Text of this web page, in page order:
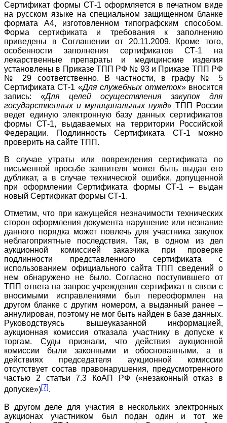
Сертификат формы СТ-1 оформляется в печатном виде
на русском языке на специальном защищенном бланке
формата А4, изготовленном типографским способом.
Форма сертификата и требования к заполнению
приведены в Соглашении от 20.11.2009. Кроме того,
особенности заполнения сертификатов СТ-1 на
лекарственные препараты и медицинские изделия
установлены в Приказе ТПП РФ № 93 и Приказе ТПП РФ
№ 29 соответственно. В частности, в графу № 5
Сертификата СТ-1 «Для служебных отметок» вносится
запись: «Для целей осуществления закупок для
государственных и муниципальных нужд» ТПП России
ведет единую электронную базу данных сертификатов
формы СТ-1, выдаваемых на территории Российской
Федерации. Подлинность Сертификата СТ-1 можно
проверить на сайте ТПП.
В случае утраты или повреждения сертификата по
письменной просьбе заявителя может быть выдан его
дубликат, а в случае технической ошибки, допущенной
при оформлении Сертификата формы СТ-1 – выдан
новый Сертификат формы СТ-1.
Отметим, что при кажущейся незначимости технических
сторон оформления документа нарушение или незнание
данного порядка может повлечь для участника закупок
неблагоприятные последствия. Так, в одном из дел
аукционной комиссией заказчика при проверке
подлинности представленного сертификата с
использованием официального сайта ТПП сведений о
нем обнаружено не было. Согласно поступившего от
ТПП ответа на запрос учреждения сертификат в связи с
вносимыми исправлениями был переоформлен на
другом бланке с другим номером, а выданный ранее –
аннулирован, поэтому не мог быть найден в базе данных.
Руководствуясь вышеуказанной информацией,
аукционная комиссия отказала участнику в допуске к
торгам. Суды признали, что действия аукционной
комиссии были законными и обоснованными, а в
действиях председателя аукционной комиссии
отсутствует состав правонарушения, предусмотренного
частью 2 статьи 7.3 КоАП РФ («незаконный отказ в
допуске»)[7].
В другом деле для участия в нескольких электронных
аукционах участником был подан один и тот же